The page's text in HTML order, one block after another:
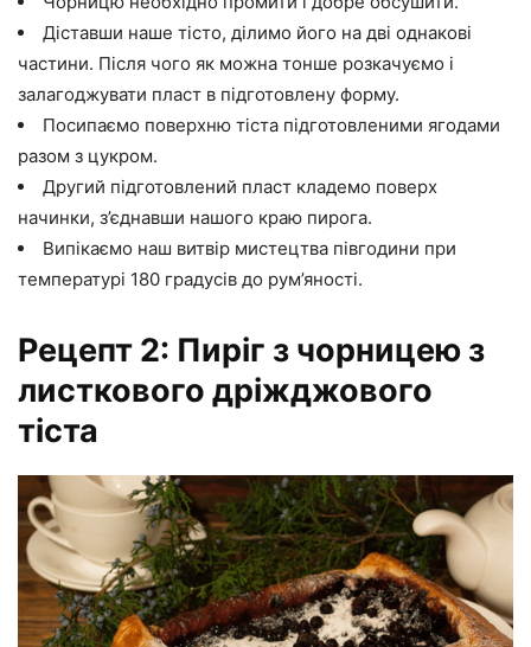
Діставши наше тісто, ділимо його на дві однакові
частини. Після чого як можна тонше розкачуємо і
залагоджувати пласт в підготовлену форму.
Посипаємо поверхню тіста підготовленими ягодами
разом з цукром.
Другий підготовлений пласт кладемо поверх
начинки, з’єднавши нашого краю пирога.
Випікаємо наш витвір мистецтва півгодини при
температурі 180 градусів до рум’яності.
Рецепт 2: Пиріг з чорницею з
листкового дріжджового
тіста